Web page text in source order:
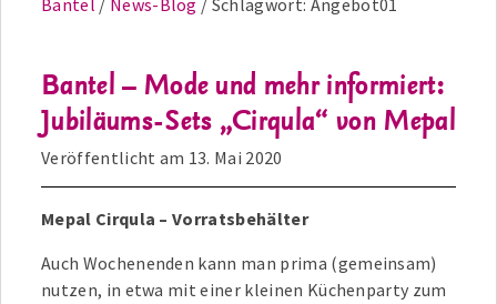
Bantel – Mode und mehr informiert:
Jubiläums-Sets „Cirqula“ von Mepal
Veröffentlicht am 13. Mai 2020
Mepal Cirqula – Vorratsbehälter
Auch Wochenenden kann man prima (gemeinsam)
nutzen, in etwa mit einer kleinen Küchenparty zum